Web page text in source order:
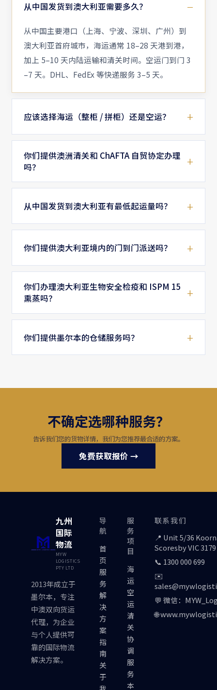
从中国发货到澳大利亚需要多久？
从中国主要港口（上海、宁波、深圳、广州）到
澳大利亚首府城市，海运通常 18–28 天港到港，
加上 5–10 天内陆运输和清关时间。空运门到门 3
–7 天。DHL、FedEx 等快递服务 3–5 天。
应该选择海运（整柜 / 拼柜）还是空运？
你们提供澳洲清关和 ChAFTA 自贸协定办理
吗？
从中国发货到澳大利亚有最低起运量吗？
你们提供澳大利亚境内的门到门派送吗？
你们办理澳大利亚生物安全检疫和 ISPM 15
熏蒸吗？
你们提供墨尔本的仓储服务吗？
不确定选哪种服务？
告诉我们您的货物详情，我们为您推荐最合适的方案。
免费获取报价 →
九州
国际
物流
MYW
LOGISTICS
PTY LTD
2013年成立于
墨尔本，专注
中澳双向货运
代理，为企业
与个人提供可
靠的国际物流
解决方案。
导
航
首
页
服
务
解
决
方
案
指
南
关
于
服
务
项
目
海
运
空
运
清
关
协
调
服
务
本
联系我们
📍 Unit 5/36
Scoresby VIC 3179
📞 1300 000 699
✉️
💬 微信：
🌐